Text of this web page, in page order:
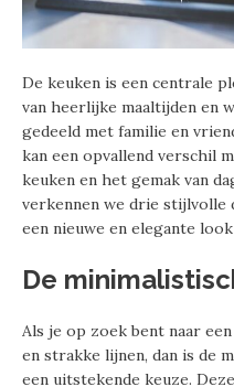
De keuken is een centrale
van heerlijke maaltijden en
gedeeld met familie en
kan een opvallend verschil
keuken en het gemak van
verkennen we drie stijlvolle
een nieuwe en elegante
De
Als je op zoek bent naar
en strakke lijnen, dan is de
een uitstekende keuze.